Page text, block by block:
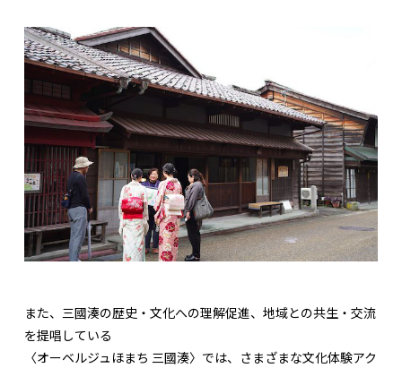
また、三國湊の歴史・文化への理解促進、地域との共生・交流
を提唱している
〈オーベルジュほまち 三國湊〉では、さまざまな文化体験アク